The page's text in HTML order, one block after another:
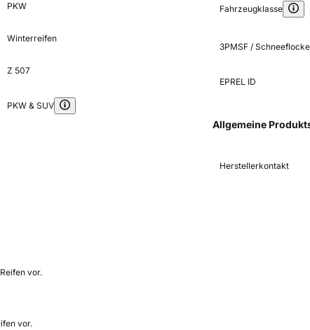
PKW
Winterreifen
Z 507
PKW & SUV
Fahrzeugklasse
3PMSF /
EPREL ID
Allgemeine
Herstellerkontakt
vor.
vor.